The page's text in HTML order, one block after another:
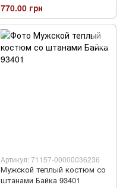
770.00 грн
Артикул: 71157-00000036236
Мужской теплый костюм со
штанами Байка 93401